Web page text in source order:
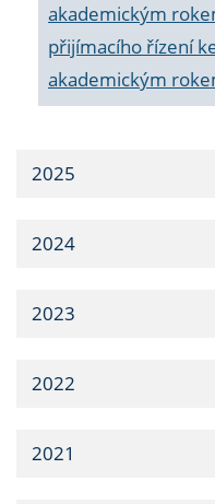
akademickým
přijímacího řízení
akademickým
2025
2024
2023
2022
2021